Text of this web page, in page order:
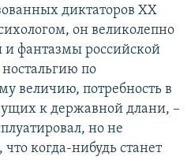
диктаторов ХХ
он великолепно
фантазмы российской
по
величию, потребность в
к державной длани, –
но не
когда‑нибудь станет